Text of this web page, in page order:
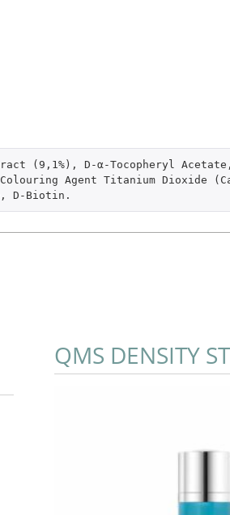
(9,1%), D-α-Tocopheryl
Agent Titanium Dioxide
D-Biotin.
QMS DENSITY